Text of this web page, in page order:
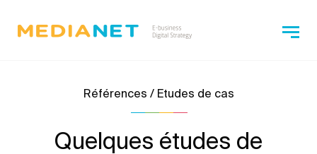
Références / Etudes de cas
Quelques études de